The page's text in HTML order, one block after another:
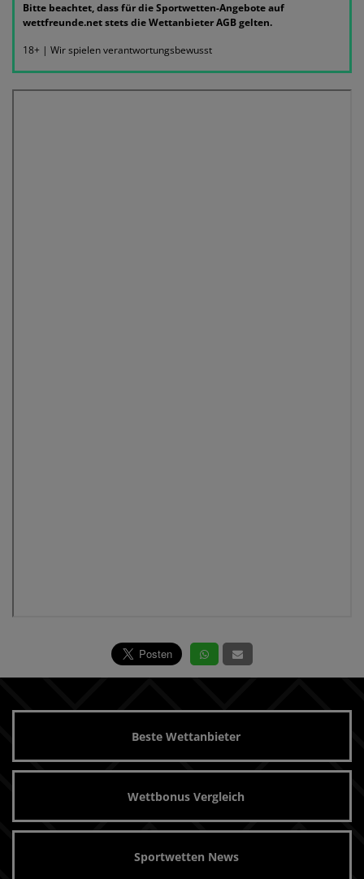
Bitte beachtet, dass für die Sportwetten-Angebote auf
wettfreunde.net stets die Wettanbieter AGB gelten.
18+ | Wir spielen verantwortungsbewusst
Beste Wettanbieter
Wettbonus Vergleich
Sportwetten News